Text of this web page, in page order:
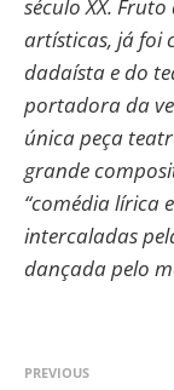
século XX.
artísticas, já foi
dadaísta e do
portadora da
única peça
grande
“comédia lírica
intercaladas
dançada pelo
PREVIOUS